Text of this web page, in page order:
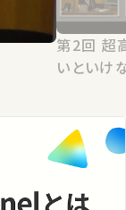
第2回 超高齢社会に向けて変わらな
いといけ